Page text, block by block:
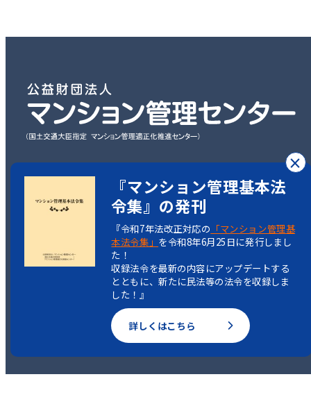
〒101-0003
東京都千代田区一ツ橋2丁目5-5
TEL：03-3222-1516
Condominium Management Center.
『マンション管理基本法
令集』の発刊
『令和7年法改正対応の 「マンション管理基
本法令集」 を令和8年6月25日に発行しまし
た！
収録法令を最新の内容にアップデートする
とともに、新たに民法等の法令を収録しま
した！』
詳しくはこちら
×